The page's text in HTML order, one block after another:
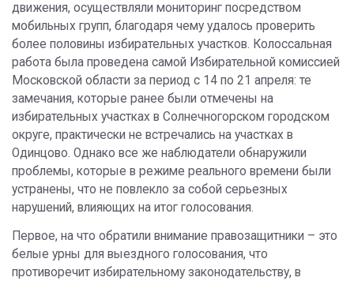
движения, осуществляли мониторинг посредством
мобильных групп, благодаря чему удалось проверить
более половины избирательных участков. Колоссальная
работа была проведена самой Избирательной комиссией
Московской области за период с 14 по 21 апреля: те
замечания, которые ранее были отмечены на
избирательных участках в Солнечногорском городском
округе, практически не встречались на участках в
Одинцово. Однако все же наблюдатели обнаружили
проблемы, которые в режиме реального времени были
устранены, что не повлекло за собой серьезных
нарушений, влияющих на итог голосования.
Первое, на что обратили внимание правозащитники – это
белые урны для выездного голосования, что
противоречит избирательному законодательству, в